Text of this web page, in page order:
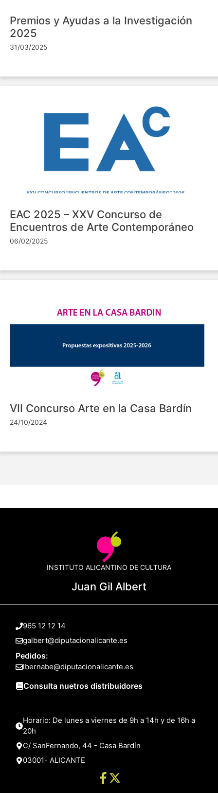
Premios y Ayudas a la Investigación
2025
31/03/2025
EAC 2025 – XXV Concurso de
Encuentros de Arte Contemporáneo
06/02/2025
VII Concurso Arte en la Casa Bardín
24/10/2024
INSTITUTO ALICANTINO DE CULTURA
Juan Gil Albert
965 12 12 14
galbert@diputacionalicante.es
Pedidos:
lbernabe@diputacionalicante.es
Consulta nuetros distribuidores
Horario: De lunes a viernes de 9h a 14h y de 16h a
20h
C/ SanFernando, 44 - Casa Bardín
03001- ALICANTE